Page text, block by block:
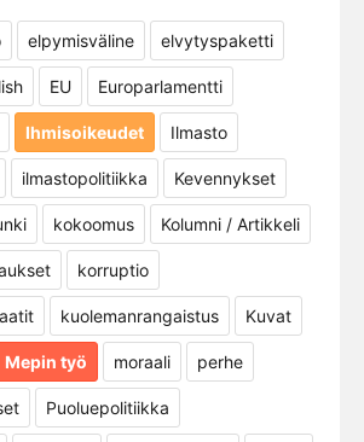
elpymisväline elvytyspaketti
EU Europarlamentti
Ihmisoikeudet Ilmasto
ilmastopolitiikka Kevennykset
kokoomus Kolumni / Artikkeli
korruptio
kuolemanrangaistus Kuvat
Mepin työ moraali perhe
Puoluepolitiikka